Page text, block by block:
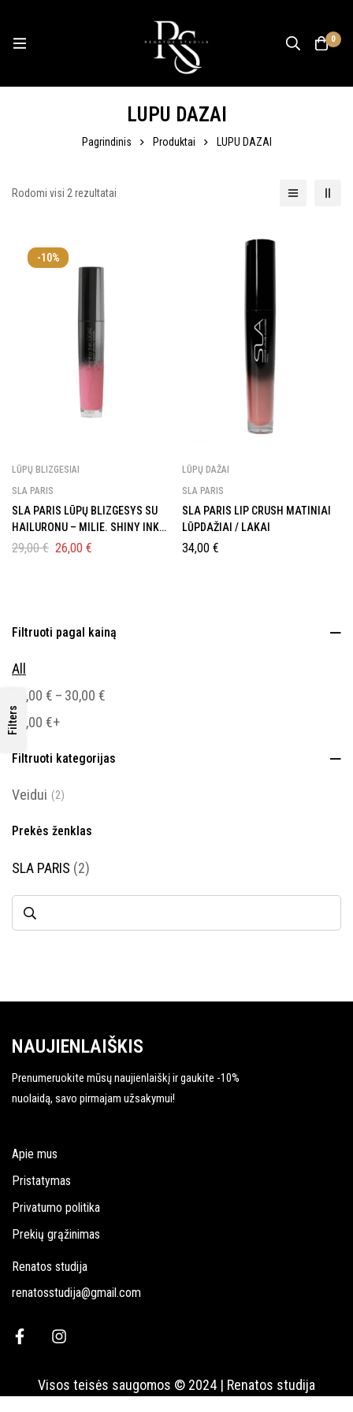
0
LUPU DAZAI
Pagrindinis Produktai LUPU DAZAI
Filtruoti pagal kainą
All
20,00 € – 30,00 €
30,00 €+
Filtruoti kategorijas
Veidui (2)
Prekės ženklas
SLA PARIS (2)
Filters
Rodomi visi 2 rezultatai
-10%
LŪPŲ BLIZGESIAI
SLA PARIS
SLA PARIS LŪPŲ BLIZGESYS SU
HAILURONU – MILIE. SHINY INK
COAT
29,00€ 26,00 €
LŪPŲ DAŽAI
SLA PARIS
SLA PARIS LIP CRUSH MATINIAI
LŪPDAŽIAI / LAKAI
34,00 €
NAUJIENLAIŠKIS
Prenumeruokite mūsų naujienlaiškį ir gaukite -10%
nuolaidą, savo pirmajam užsakymui!
Apie mus
Pristatymas
Privatumo politika
Prekių grąžinimas
Renatos studija
renatosstudija@gmail.com
Visos teisės saugomos © 2024 | Renatos studija